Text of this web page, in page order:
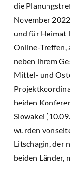
die
November
und für Heimat
Online-Treffen,
neben ihrem
Mittel- und
beiden
Slowakei
wurden
Litschagin, der
beiden Länder,